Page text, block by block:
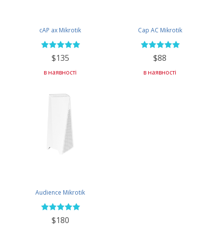
cAP ax Mikrotik
$135
в наявності
Cap AC Mikrotik
$88
в наявності
Audience Mikrotik
$180